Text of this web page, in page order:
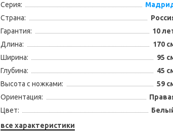
Серия:
Страна:
Гарантия:
10
Длина:
170
Ширина:
95
Глубина:
45
Высота с ножками:
59
Ориентация:
Цвет:
все характеристики